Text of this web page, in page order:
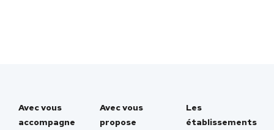
Avec vous
accompagne
Avec vous
propose
Les
établissements